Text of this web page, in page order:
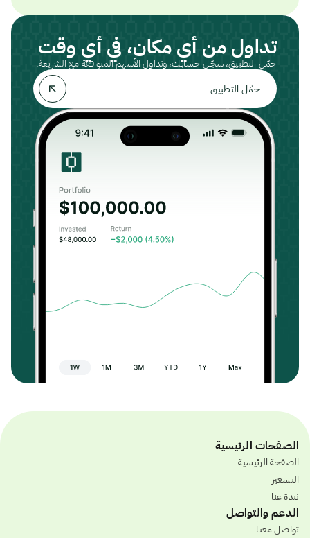
تداول من أي مكان، في أي وقت
حمّل التطبيق، سجّل حسابك، وتداول الأسهم المتوافقة مع الشريعة.
حمّل التطبيق
الصفحات الرئيسية
الصفحة الرئيسية
التسعير
نبذة عنا
الدعم والتواصل
تواصل معنا